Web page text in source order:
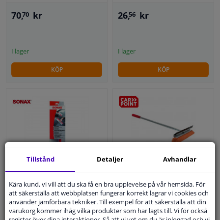
70,70 kr
I lager
KÖP
26,56 kr
I lager
KÖP
Sonax Flexi Blade
vattentorkare
51översyn
WINPRICE
60cm metall skaftet
64
Tillstånd Detaljer Avhandlar
Kära kund, vi vill att du ska få en bra upplevelse på vår hemsida. För
att säkerställa att webbplatsen fungerar korrekt lagrar vi cookies och
använder jämförbara tekniker. Till exempel för att säkerställa att din
varukorg kommer ihåg vilka produkter som har lagts till. Vi för också